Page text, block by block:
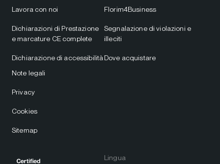
Lavora con noi
Dichiarazioni di Prestazione
e marcature CE complete
Dichiarazione di accessibilità
Florim4Business
Segnalazione di violazioni e
illeciti
Dove acquistare
Note legali
Privacy
Cookies
Sitemap
Lingua